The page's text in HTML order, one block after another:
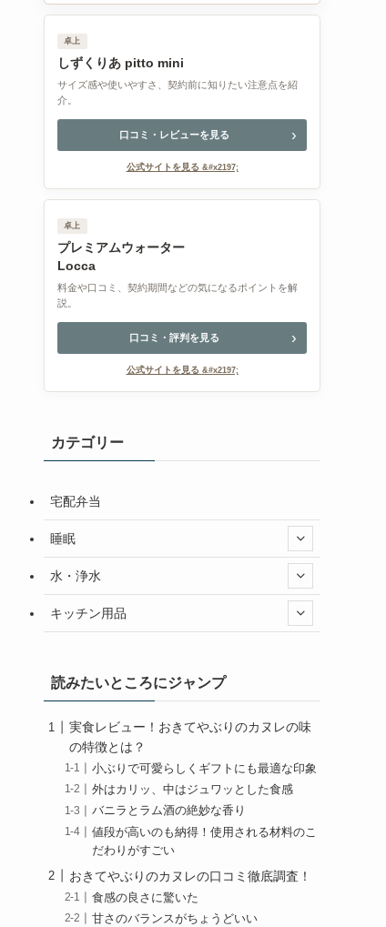
卓上
しずくりあ pitto mini
サイズ感や使いやすさ、契約前に知りたい注意点を紹
介。
口コミ・レビューを見る
公式サイトを見る
卓上
プレミアムウォーター
Locca
料金や口コミ、契約期間などの気になるポイントを解
説。
口コミ・評判を見る
公式サイトを見る
カテゴリー
宅配弁当
睡眠
水・浄水
キッチン用品
読みたいところにジャンプ
実食レビュー！おきてやぶりのカヌレの味
の特徴とは？
小ぶりで可愛らしくギフトにも最適な印象
外はカリッ、中はジュワッとした食感
バニラとラム酒の絶妙な香り
値段が高いのも納得！使用される材料のこ
だわりがすごい
おきてやぶりのカヌレの口コミ徹底調査！
食感の良さに驚いた
甘さのバランスがちょうどいい